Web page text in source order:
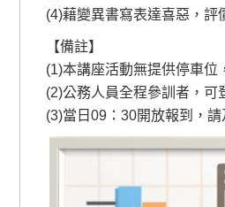
(4)藉變異書寫表達喜惡，評
【備註】
(1)本講座活動無提供停車位
(2)公務人員全程參訓者，可
(3)當日09：30開放報到，